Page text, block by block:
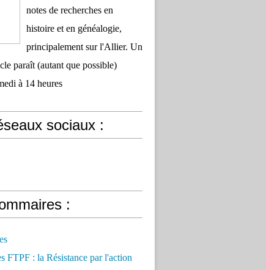
notes de recherches en
histoire et en généalogie,
principalement sur l'Allier. Un
paraît (autant que possible)
à 14 heures
sociaux :
:
FTPF : la Résistance par l'action